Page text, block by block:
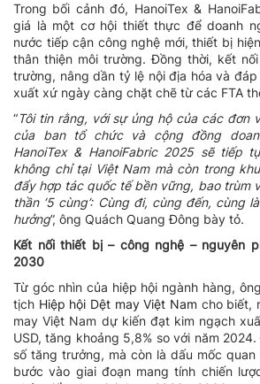
Trong bối cảnh đó, HanoiTex &
giá là một cơ hội thiết thực để doanh
nước tiếp cận công nghệ mới, thiết bị
thân thiện môi trường. Đồng thời, kết
trường, nâng dần tỷ lệ nội địa hóa và
xuất xứ ngày càng chặt chẽ từ các FTA
“Tôi tin rằng, với sự ủng hộ của các đơn
của ban tổ chức và cộng đồng
HanoiTex & HanoiFabric 2025 sẽ tiếp
không chỉ tại Việt Nam mà còn trong
đẩy hợp tác quốc tế bền vững, bao trùm
thần ‘5 cùng’: Cùng đi, cùng đến, cùng
hưởng”, ông Quách Quang Đông bày tỏ.
Kết nối thiết bị – công nghệ – nguyên
2030
Từ góc nhìn của hiệp hội ngành hàng,
tịch Hiệp hội Dệt may Việt Nam cho biết,
may Việt Nam dự kiến đạt kim ngạch
USD, tăng khoảng 5,8% so với năm
số tăng trưởng, mà còn là dấu mốc
bước vào giai đoạn mang tính chiến